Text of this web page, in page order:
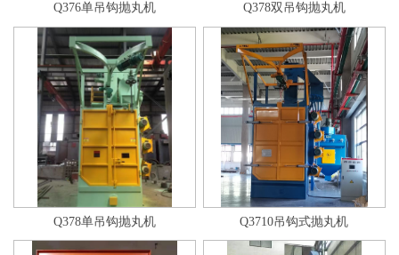
Q376单吊钩抛丸机 Q378双吊钩抛丸机
Q378单吊钩抛丸机 Q3710吊钩式抛丸机